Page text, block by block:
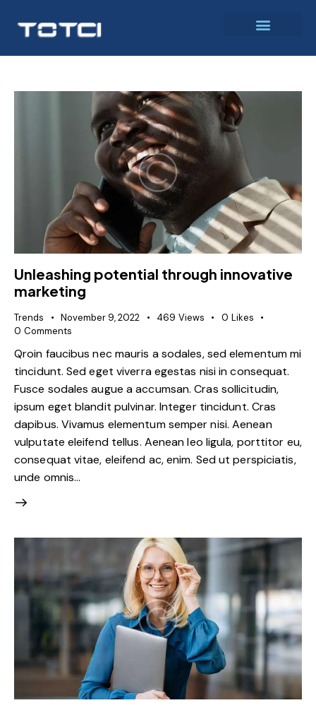
Unleashing potential through innovative
marketing
Trends November 9, 2022 469 Views 0 Likes
0 Comments
Qroin faucibus nec mauris a sodales, sed elementum mi
tincidunt. Sed eget viverra egestas nisi in consequat.
Fusce sodales augue a accumsan. Cras sollicitudin,
ipsum eget blandit pulvinar. Integer tincidunt. Cras
dapibus. Vivamus elementum semper nisi. Aenean
vulputate eleifend tellus. Aenean leo ligula, porttitor eu,
consequat vitae, eleifend ac, enim. Sed ut perspiciatis,
unde omnis…